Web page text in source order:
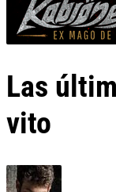
Las
vito